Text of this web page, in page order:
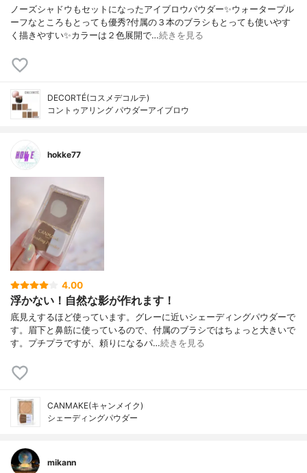
ノーズシャドウもセットになったアイブロウパウダー✨ウォータープル
ーフなところもとっても優秀?付属の３本のブラシもとっても使いやす
く描きやすい✨カラーは２色展開で…続きを見る
DECORTÉ(コスメデコルテ)
コントゥアリング パウダーアイブロウ
hokke77
4.00
浮かない！自然な影が作れます！
底見えするほど使っています。グレーに近いシェーディングパウダーで
す。眉下と鼻筋に使っているので、付属のブラシではちょっと大きいで
す。プチプラですが、頼りになるパ…続きを見る
CANMAKE(キャンメイク)
シェーディングパウダー
mikann